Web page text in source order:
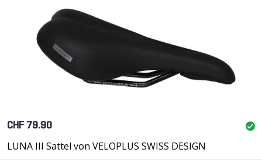
CHF 79.90
LUNA III Sattel von VELOPLUS SWISS DESIGN